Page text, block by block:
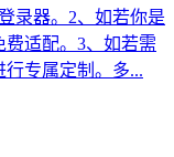
录器。2、如若你是
适配。3、如若需
专属定制。多...